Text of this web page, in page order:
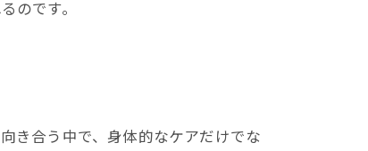
のです。
き合う中で、身体的なケアだけでな